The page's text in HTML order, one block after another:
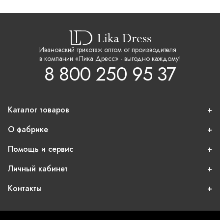
Ивановский трикотаж оптом от производителя
в компании «Лика Дресс» - выгодно каждому!
8 800 250 95 37
Каталог товаров
О фабрике
Помощь и сервис
Личный кабинет
Контакты